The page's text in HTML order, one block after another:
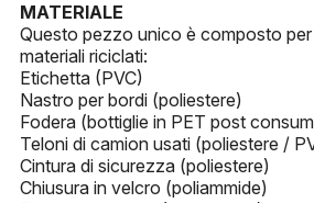
MATERIALE
Questo pezzo unico è composto
materiali riciclati:
Etichetta (PVC)
Nastro per bordi (poliestere)
Fodera (bottiglie in PET post
Teloni di camion usati (poliestere /
Cintura di sicurezza (poliestere)
Chiusura in velcro (poliammide)